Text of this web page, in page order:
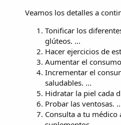
Veamos los detalles a
Tonificar los
glúteos. ...
Hacer ejercicios de
Aumentar el
Incrementar el
saludables. ...
Hidratar la piel cada
Probar las ventosas.
Consulta a tu médico